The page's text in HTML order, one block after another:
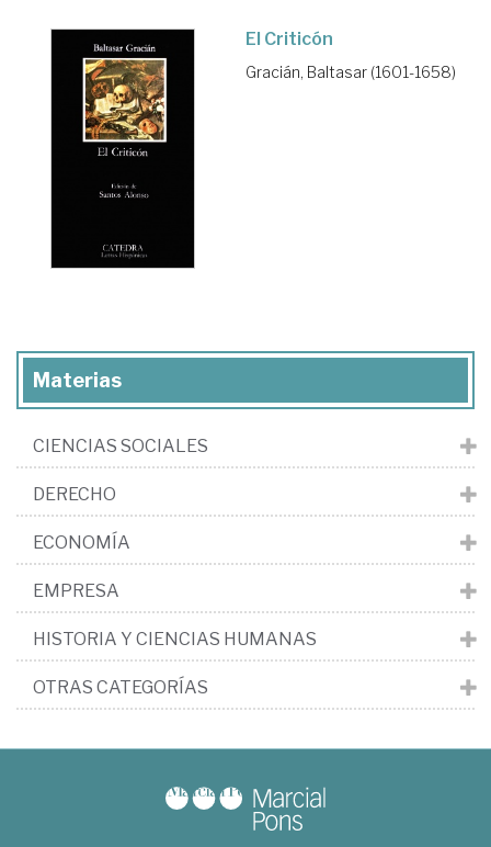
El Criticón
Gracián, Baltasar (1601-1658)
Materias
CIENCIAS SOCIALES
DERECHO
ECONOMÍA
EMPRESA
HISTORIA Y CIENCIAS HUMANAS
OTRAS CATEGORÍAS